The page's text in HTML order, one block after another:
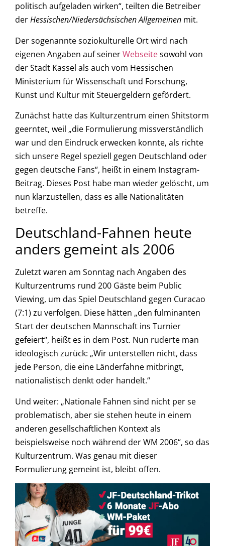
politisch aufgeladen wirken“, teilten die Betreiber
derHessischen/Niedersächsischen Allgemeinen mit.
Der sogenannte soziokulturelle Ort wird nach
eigenen Angaben auf seinerWebseitesowohl von
der Stadt Kassel als auch vom Hessischen
Ministerium für Wissenschaft und Forschung,
Kunst und Kultur mit Steuergeldern gefördert.
Zunächst hatte das Kulturzentrum einen Shitstorm
geerntet, weil „die Formulierung missverständlich
war und den Eindruck erwecken konnte, als richte
sich unsere Regel speziell gegen Deutschland oder
gegen deutsche Fans“, heißt in einem Instagram-
Beitrag. Dieses Post habe man wieder gelöscht, um
nun klarzustellen, dass es alle Nationalitäten
betreffe.
Deutschland-Fahnen heute
anders gemeint als 2006
Zuletzt waren am Sonntag nach Angaben des
Kulturzentrums rund 200 Gäste beim Public
Viewing, um das Spiel Deutschland gegen Curacao
(7:1) zu verfolgen. Diese hätten „den fulminanten
Start der deutschen Mannschaft ins Turnier
gefeiert“, heißt es in dem Post. Nun ruderte man
ideologisch zurück: „Wir unterstellen nicht, dass
jede Person, die eine Länderfahne mitbringt,
nationalistisch denkt oder handelt.“
Und weiter: „Nationale Fahnen sind nicht per se
problematisch, aber sie stehen heute in einem
anderen gesellschaftlichen Kontext als
beispielsweise noch während der WM 2006“, so das
Kulturzentrum. Was genau mit dieser
Formulierung gemeint ist, bleibt offen.